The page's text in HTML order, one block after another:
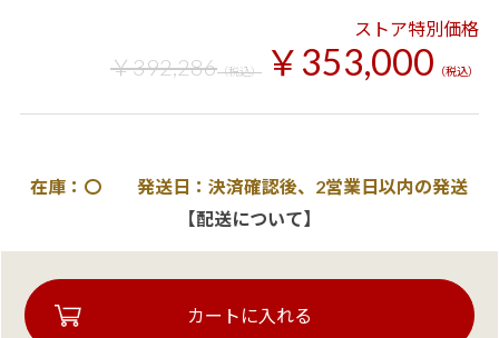
ストア特別価格
￥392,286（税込） ￥353,000 （税込）
在庫：〇 発送日：決済確認後、2営業日以内の発送
【配送について】